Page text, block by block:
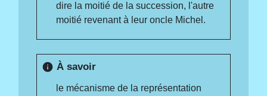
dire la moitié de la succession, l'autre
moitié revenant à leur oncle Michel.
info À savoir
le mécanisme de la représentation